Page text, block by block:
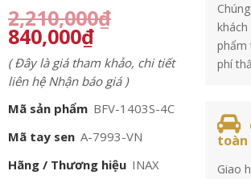
2,210,000₫
840,000₫
( Đây là giá tham khảo, chi tiết
liên hệ Nhận báo giá )
Mã sản phẩm BFV-1403S-4C
Mã tay sen A-7993-VN
Hãng / Thương hiệu INAX
phẩm
phí
toàn
Giao